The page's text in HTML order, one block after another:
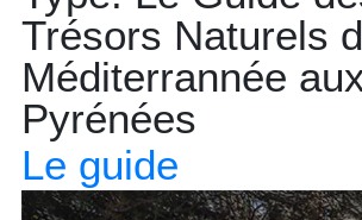
Trésors Naturels
Méditerrannée
Pyrénées
Le guide